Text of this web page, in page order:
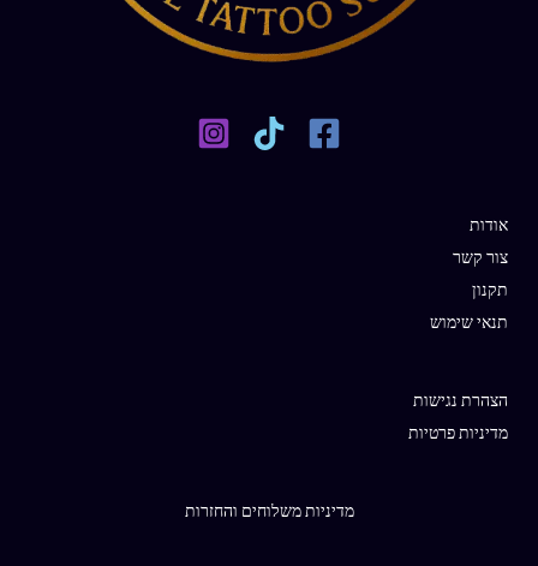
אודות
צור קשר
תקנון
תנאי שימוש
הצהרת נגישות
מדיניות פרטיות
מדיניות משלוחים והחזרות